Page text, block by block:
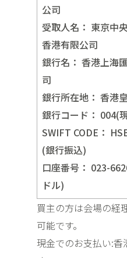
公司
受取人名： 東京中
香港有限公司
銀行名： 香港上海
司
銀行所在地： 香港
銀行コード： 004(
SWIFT CODE：
(銀行振込)
口座番号： 023-
ドル)
買主の方は会場の経
可能です。
現金でのお支払い:香